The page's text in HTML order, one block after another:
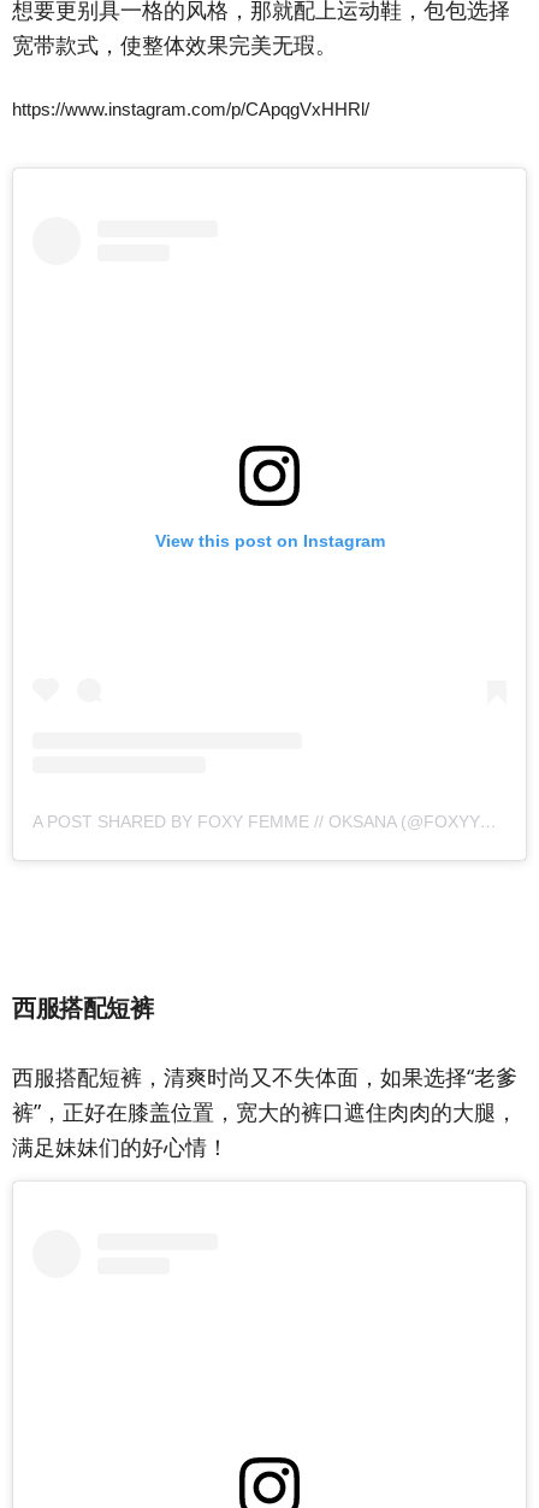
想要更别具一格的风格，那就配上运动鞋，包包选择
宽带款式，使整体效果完美无瑕。
https://www.instagram.com/p/CApqgVxHHRl/
View this post on Instagram
A POST SHARED BY FOXY FEMME // OKSANA (@FOXYYFEMME)
西服搭配短裤
西服搭配短裤，清爽时尚又不失体面，如果选择“老爹
裤”，正好在膝盖位置，宽大的裤口遮住肉肉的大腿，
满足妹妹们的好心情！